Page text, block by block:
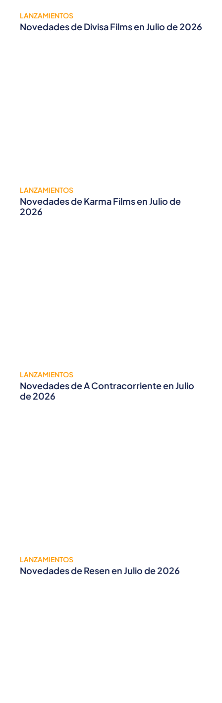
LANZAMIENTOS
Novedades de Divisa Films en Julio de 2026
LANZAMIENTOS
Novedades de Karma Films en Julio de
2026
LANZAMIENTOS
Novedades de A Contracorriente en Julio
de 2026
LANZAMIENTOS
Novedades de Resen en Julio de 2026